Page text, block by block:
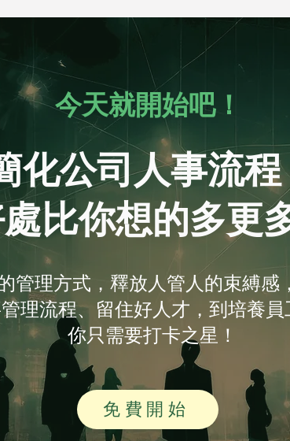
今天就開始吧！
化公司人事流
比你想的多更
管理方式，釋放人管人的束縛感
理流程、留住好人才，到培養
你只需要打卡之星！
免費開始